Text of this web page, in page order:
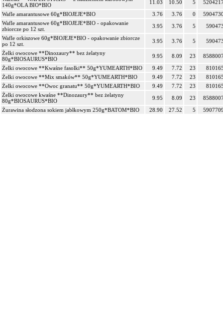
140g*OLA BIO*BIO
11.03 10.50 5
Wafle amarantusowe 60g*BIOJEJE*BIO
3.76 3.76 0
Wafle amarantusowe 60g*BIOJEJE*BIO - opakowanie
zbiorcze po 12 szt.
3.95 3.76 5
Wafle orkiszowe 60g*BIOJEJE*BIO - opakowanie zbiorcze
po 12 szt.
3.95 3.76 5
Żelki owocowe **Dinozaury** bez żelatyny
80g*BIOSAURUS*BIO
9.95 8.09 23
Żelki owocowe **Kwaśne fasolki** 50g*YUMEARTH*BIO
9.49 7.72 23
Żelki owocowe **Mix smaków** 50g*YUMEARTH*BIO
9.49 7.72 23
Żelki owocowe **Owoc granatu** 50g*YUMEARTH*BIO
9.49 7.72 23
Żelki owocowe kwaśne **Dinozaury** bez żelatyny
80g*BIOSAURUS*BIO
9.95 8.09 23
Żurawina słodzona sokiem jabłkowym 250g*BATOM*BIO
28.90 27.52 5